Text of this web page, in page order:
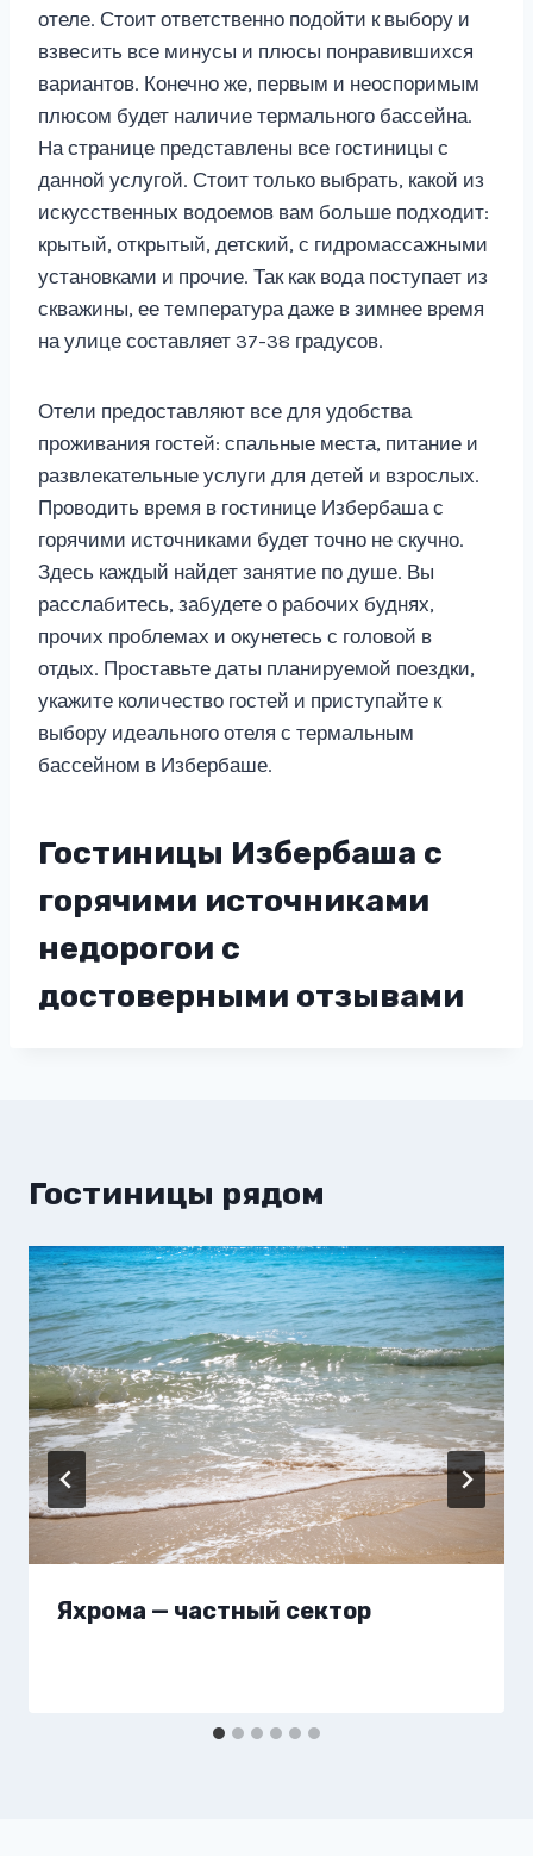
отеле. Стоит ответственно подойти к выбору и
взвесить все минусы и плюсы понравившихся
вариантов. Конечно же, первым и неоспоримым
плюсом будет наличие термального бассейна.
На странице представлены все гостиницы с
данной услугой. Стоит только выбрать, какой из
искусственных водоемов вам больше подходит:
крытый, открытый, детский, с гидромассажными
установками и прочие. Так как вода поступает из
скважины, ее температура даже в зимнее время
на улице составляет 37-38 градусов.
Отели предоставляют все для удобства
проживания гостей: спальные места, питание и
развлекательные услуги для детей и взрослых.
Проводить время в гостинице Избербаша с
горячими источниками будет точно не скучно.
Здесь каждый найдет занятие по душе. Вы
расслабитесь, забудете о рабочих буднях,
прочих проблемах и окунетесь с головой в
отдых. Проставьте даты планируемой поездки,
укажите количество гостей и приступайте к
выбору идеального отеля с термальным
бассейном в Избербаше.
Гостиницы Избербаша с
горячими источниками
недорогои с
достоверными отзывами
Гостиницы рядом
Яхрома — частный сектор